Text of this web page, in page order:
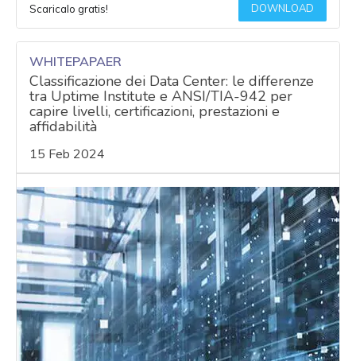
Scaricalo gratis! DOWNLOAD
WHITEPAPAER
Classificazione dei Data Center: le differenze
tra Uptime Institute e ANSI/TIA-942 per
capire livelli, certificazioni, prestazioni e
affidabilità
15 Feb 2024